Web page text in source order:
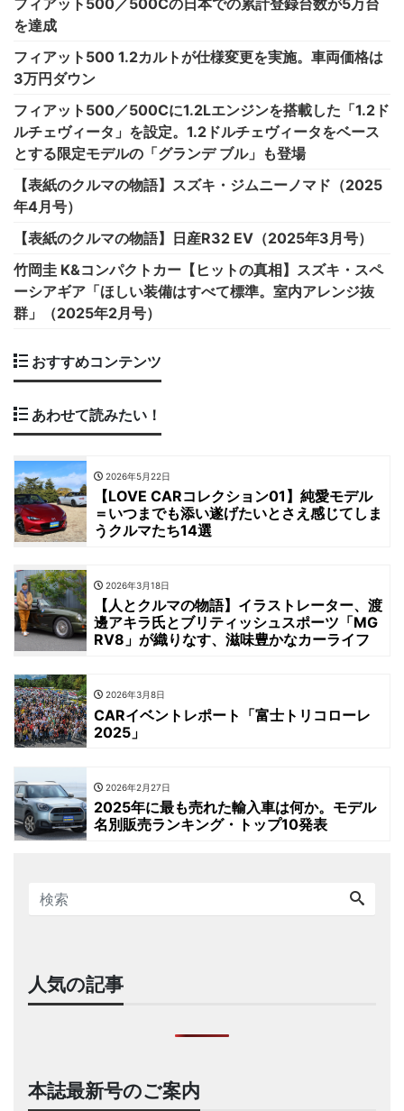
フィアット500／500Cの日本での累計登録台数が5万台
を達成
フィアット500 1.2カルトが仕様変更を実施。車両価格は
3万円ダウン
フィアット500／500Cに1.2Lエンジンを搭載した「1.2ド
ルチェヴィータ」を設定。1.2ドルチェヴィータをベース
とする限定モデルの「グランデ ブル」も登場
【表紙のクルマの物語】スズキ・ジムニーノマド（2025
年4月号）
【表紙のクルマの物語】日産R32 EV（2025年3月号）
竹岡圭 K&コンパクトカー【ヒットの真相】スズキ・スペ
ーシアギア「ほしい装備はすべて標準。室内アレンジ抜
群」（2025年2月号）
おすすめコンテンツ
あわせて読みたい！
2026年5月22日
【LOVE CARコレクション01】純愛モデル
＝いつまでも添い遂げたいとさえ感じてしま
うクルマたち14選
2026年3月18日
【人とクルマの物語】イラストレーター、渡
邊アキラ氏とブリティッシュスポーツ「MG
RV8」が織りなす、滋味豊かなカーライフ
2026年3月8日
CARイベントレポート「富士トリコローレ
2025」
2026年2月27日
2025年に最も売れた輸入車は何か。モデル
名別販売ランキング・トップ10発表
人気の記事
本誌最新号のご案内